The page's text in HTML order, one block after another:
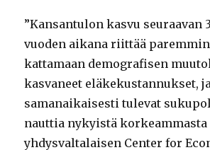
”Kansantulon kasvu seuraavan
vuoden aikana riittää
kattamaan demografisen
kasvaneet eläkekustannukset,
samanaikaisesti tulevat
nauttia nykyistä korkeammasta
yhdysvaltalaisen Center for